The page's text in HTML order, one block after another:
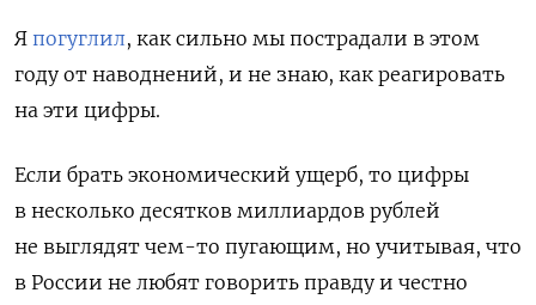
Я погуглил, как сильно мы пострадали в этом
году от наводнений, и не знаю, как реагировать
на эти цифры.
Если брать экономический ущерб, то цифры
в несколько десятков миллиардов рублей
не выглядят чем-то пугающим, но учитывая, что
в России не любят говорить правду и честно